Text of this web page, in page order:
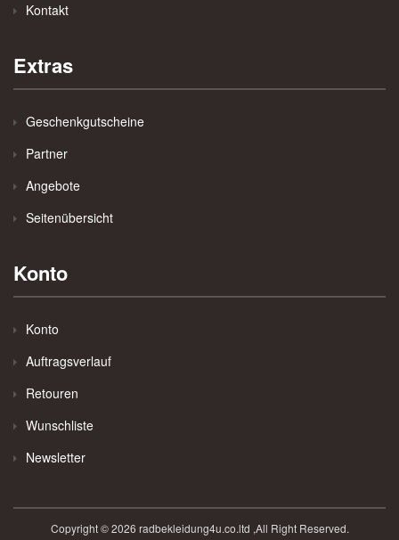
Kontakt
Extras
Geschenkgutscheine
Partner
Angebote
Seitenübersicht
Konto
Konto
Auftragsverlauf
Retouren
Wunschliste
Newsletter
Copyright © 2026 radbekleidung4u.co.ltd ,All Right Reserved.